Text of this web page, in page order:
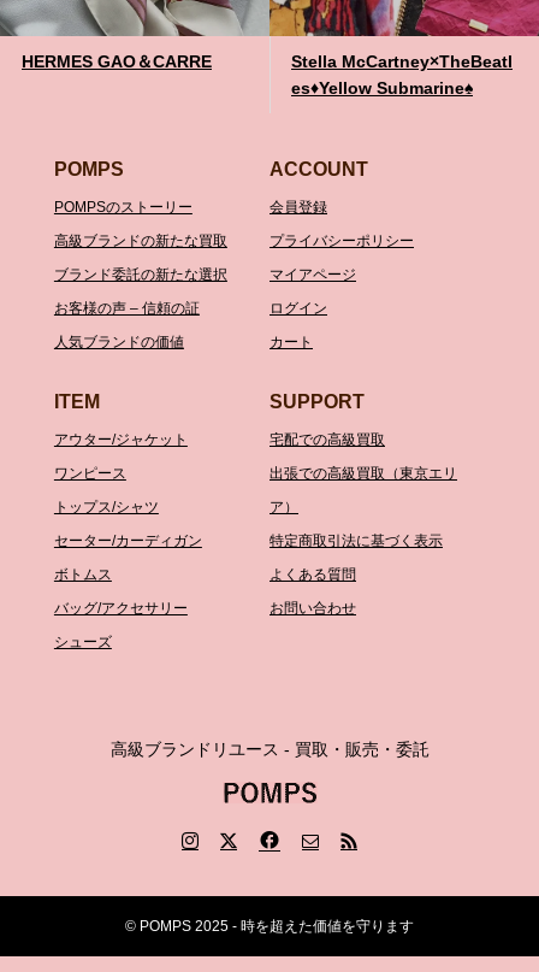
HERMES GAO＆CARRE
Stella McCartney×TheBeatl
es♦️Yellow Submarine♠️
POMPS
POMPSのストーリー
高級ブランドの新たな買取
ブランド委託の新たな選択
お客様の声 – 信頼の証
人気ブランドの価値
ACCOUNT
会員登録
プライバシーポリシー
マイアページ
ログイン
カート
ITEM
アウター/ジャケット
ワンピース
トップス/シャツ
セーター/カーディガン
ボトムス
バッグ/アクセサリー
シューズ
SUPPORT
宅配での高級買取
出張での高級買取（東京エリ
ア）
特定商取引法に基づく表示
よくある質問
お問い合わせ
高級ブランドリユース - 買取・販売・委託
© POMPS 2025 - 時を超えた価値を守ります